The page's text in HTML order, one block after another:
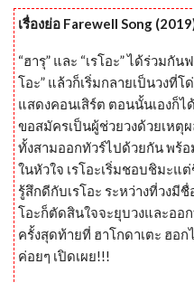
เรื่องย่อ Farewell Song
“ฮารุ” และ “เรโอะ” ได้ร่วมกั
โอะ” แล้วก็เริ่มกลายเป็นวงที่
แสดงคอนเสิร์ต ตอนนั้นเองก็ไ
ขอสมัครเป็นผู้ช่วยวงด้วยเหตุ
ทั้งสามออกทัวร์ไปด้วยกัน พร้
ในหัวใจ เรโอะเริ่มชอบชิมะ
รู้สึกดีกับเรโอะ ระหว่างที่วงมี
โอะก็ตัดสินใจจะยุบวงและออ
ครั้งสุดท้ายที่ ฮาโกดาเตะ ฮอ
ค่อยๆ เปิดเผย!!!